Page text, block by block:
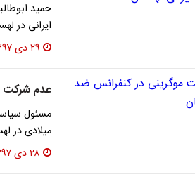
حمید
ایرانی در
۲۹ دی ۱۳۹۷
عدم شرکت
مسئول
میلادی در
۲۸ دی ۱۳۹۷